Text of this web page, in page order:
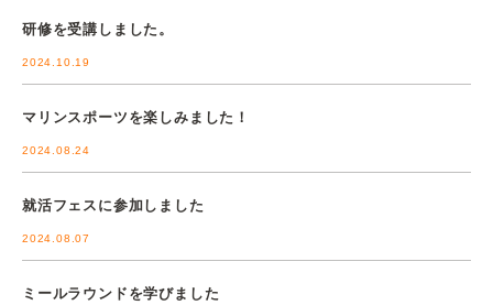
研修を受講しました。
2024.10.19
マリンスポーツを楽しみました！
2024.08.24
就活フェスに参加しました
2024.08.07
ミールラウンドを学びました